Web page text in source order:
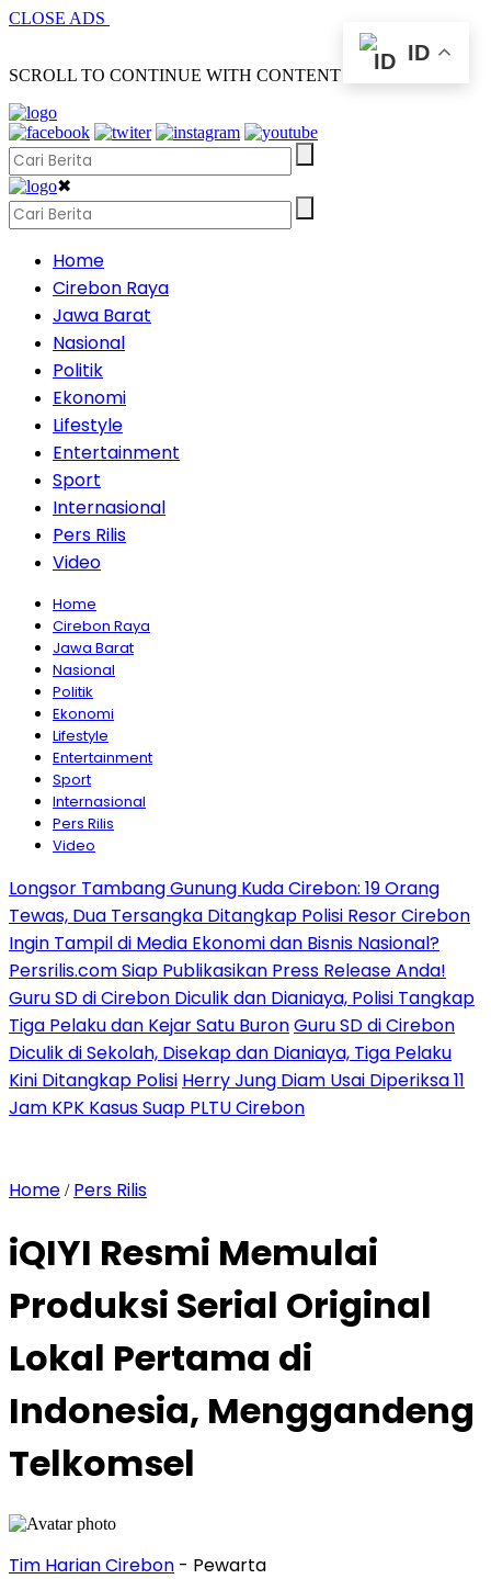
CLOSE ADS
SCROLL TO CONTINUE WITH CONTENT
✖
Home
Cirebon Raya
Jawa Barat
Nasional
Politik
Ekonomi
Lifestyle
Entertainment
Sport
Internasional
Pers Rilis
Video
Home
Cirebon Raya
Jawa Barat
Nasional
Politik
Ekonomi
Lifestyle
Entertainment
Sport
Internasional
Pers Rilis
Video
Longsor Tambang Gunung Kuda Cirebon: 19 Orang
Tewas, Dua Tersangka Ditangkap Polisi Resor Cirebon
Ingin Tampil di Media Ekonomi dan Bisnis Nasional?
Persrilis.com Siap Publikasikan Press Release Anda!
Guru SD di Cirebon Diculik dan Dianiaya, Polisi Tangkap
Tiga Pelaku dan Kejar Satu BuronGuru SD di Cirebon
Diculik di Sekolah, Disekap dan Dianiaya, Tiga Pelaku
Kini Ditangkap Polisi Herry Jung Diam Usai Diperiksa 11
Jam KPK Kasus Suap PLTU Cirebon
Home / Pers Rilis
iQIYI Resmi Memulai
Produksi Serial Original
Lokal Pertama di
Indonesia, Menggandeng
Telkomsel
Tim Harian Cirebon - Pewarta
ID